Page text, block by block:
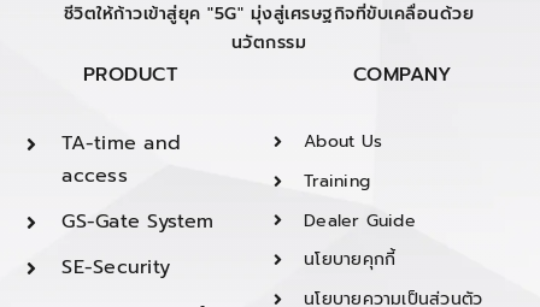
ชีวิตให้ก้าวเข้าสู่ยุค "5G" มุ่งสู่เศรษฐกิจที่ขับเคลื่อนด้วย
นวัตกรรม
PRODUCT
TA-time and
access
GS-Gate System
SE-Security
COMPANY
About Us
Training
Dealer Guide
นโยบายคุกกี้
นโยบายความเป็นส่วนตัว